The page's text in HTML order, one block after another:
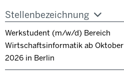
Stellenbezeichnung
Werkstudent (m/w/d) Bereich
Wirtschaftsinformatik ab Oktober
2026 in Berlin